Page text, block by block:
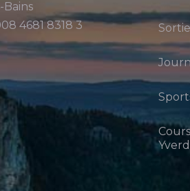
Bains
4681 8318 3